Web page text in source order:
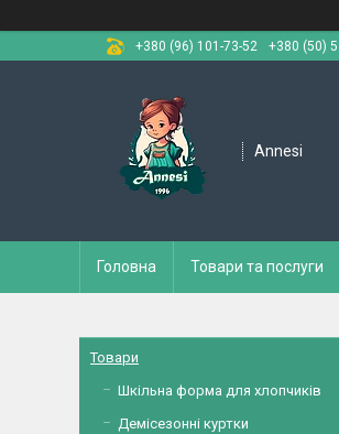
+380 (96) 101-73-52
+380 (50)
Annesi
Головна Товари та послуги
Товари
Шкільна форма для хлопчиків
Демісезонні куртки